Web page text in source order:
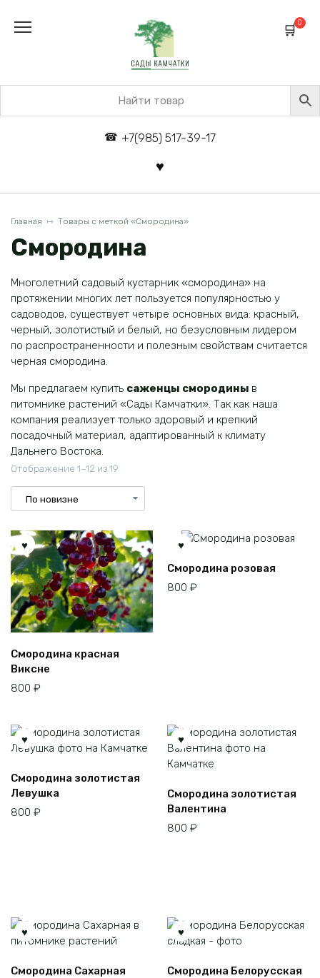
+7(985) 517-39-17
0
Главная Товары с меткой «Смородина»
Смородина
Многолетний садовый кустарник «смородина» на
протяжении многих лет пользуется популярностью у
садоводов, существует четыре основных вида: красный,
черный, золотистый и белый, но безусловным лидером
по распространенности и полезным свойствам считается
черная смородина.
Мы предлагаем купить саженцы смородины в
питомнике растений «Сады Камчатки». Так как наша
компания реализует только здоровый и крепкий
посадочный материал, адаптированный к климату
Дальнего Востока.
Отображение 1–12 из 19
недавние
Смородина красная
Виксне
800 ₽
Смородина розовая
800 ₽
Смородина золотистая
Левушка
800 ₽
Смородина золотистая
Валентина
800 ₽
Смородина Сахарная
Смородина Белорусская